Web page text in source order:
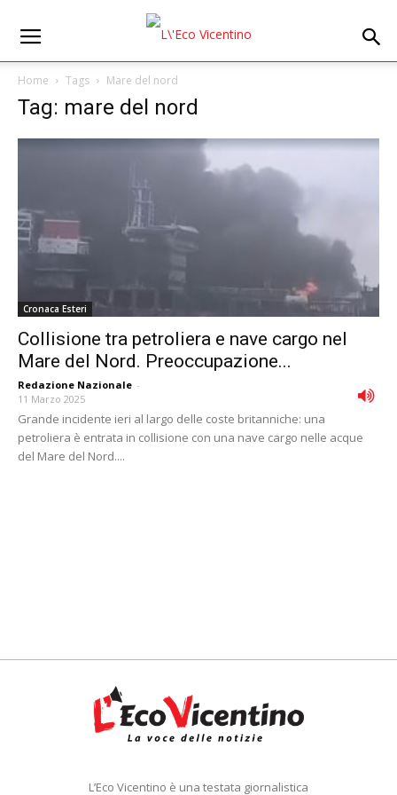
Home Tags Mare del nord
Tag: mare del nord
Cronaca Esteri
Collisione tra petroliera e nave cargo nel
Mare del Nord. Preoccupazione...
Redazione Nazionale -
11 Marzo 2025
Grande incidente ieri al largo delle coste britanniche: una
petroliera è entrata in collisione con una nave cargo nelle acque
del Mare del Nord....
L’Eco Vicentino è una testata giornalistica